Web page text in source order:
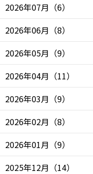
2026年07月 （6）
2026年06月 （8）
2026年05月 （9）
2026年04月 （11）
2026年03月 （9）
2026年02月 （8）
2026年01月 （9）
2025年12月 （14）